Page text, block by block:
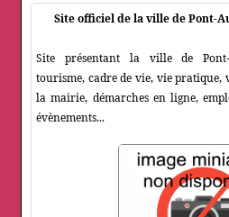
Site officiel de la ville de Pont-
Site présentant la ville de
tourisme, cadre de vie, vie pratique,
la mairie, démarches en ligne,
évènements...